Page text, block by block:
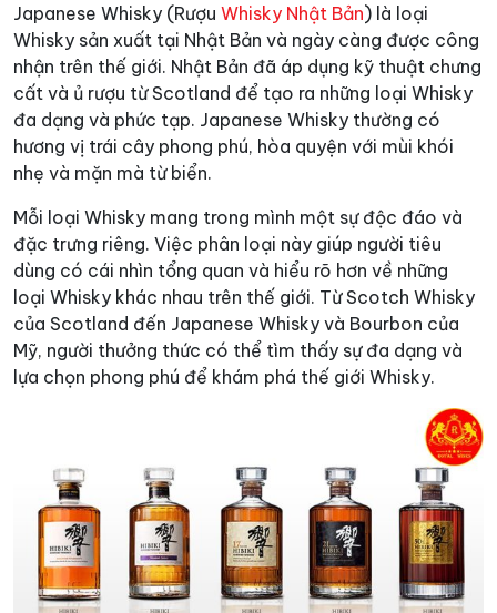
Japanese Whisky (Rượu Whisky Nhật Bản) là loại
Whisky sản xuất tại Nhật Bản và ngày càng được công
nhận trên thế giới. Nhật Bản đã áp dụng kỹ thuật chưng
cất và ủ rượu từ Scotland để tạo ra những loại Whisky
đa dạng và phức tạp. Japanese Whisky thường có
hương vị trái cây phong phú, hòa quyện với mùi khói
nhẹ và mặn mà từ biển.
Mỗi loại Whisky mang trong mình một sự độc đáo và
đặc trưng riêng. Việc phân loại này giúp người tiêu
dùng có cái nhìn tổng quan và hiểu rõ hơn về những
loại Whisky khác nhau trên thế giới. Từ Scotch Whisky
của Scotland đến Japanese Whisky và Bourbon của
Mỹ, người thưởng thức có thể tìm thấy sự đa dạng và
lựa chọn phong phú để khám phá thế giới Whisky.